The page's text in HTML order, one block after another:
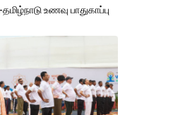
உணவு பாதுகாப்பு